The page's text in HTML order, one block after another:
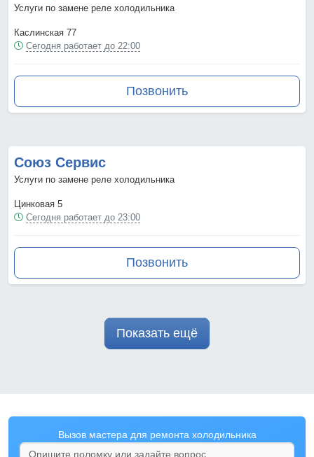
Услуги по замене реле холодильника
Каслинская 77
Сегодня работает до 22:00
Позвонить
Союз Сервис
Услуги по замене реле холодильника
Цинковая 5
Сегодня работает до 23:00
Позвонить
Показать ещё
Вызов мастера для ремонта холодильника